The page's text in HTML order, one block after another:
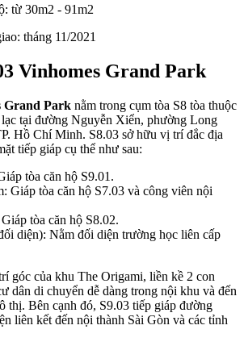
từ 30m2 - 91m2
tháng 11/2021
Vinhomes Grand Park
Grand Park nằm trong cụm tòa S8 tòa thuộc
tại đường Nguyễn Xiển, phường Long
Hồ Chí Minh. S8.03 sở hữu vị trí đắc địa
tiếp giáp cụ thể như sau:
tòa căn hộ S9.01.
Giáp tòa căn hộ S7.03 và công viên nội
tòa căn hộ S8.02.
diện): Nằm đối diện trường học liên cấp
góc của khu The Origami, liền kề 2 con
dân di chuyển dễ dàng trong nội khu và đến
thị. Bên cạnh đó, S9.03 tiếp giáp đường
liên kết đến nội thành Sài Gòn và các tỉnh